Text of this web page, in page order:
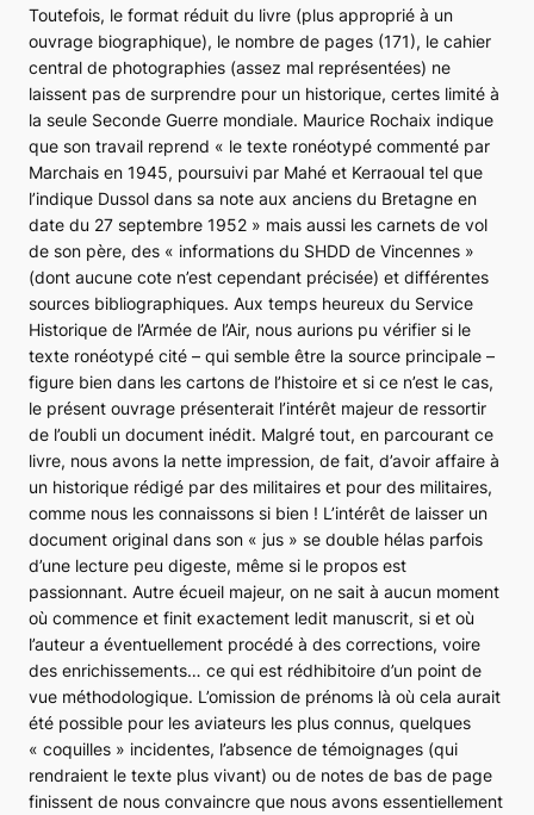
Toutefois, le format réduit du livre (plus approprié à un
ouvrage biographique), le nombre de pages (171), le cahier
central de photographies (assez mal représentées) ne
laissent pas de surprendre pour un historique, certes limité à
la seule Seconde Guerre mondiale. Maurice Rochaix indique
que son travail reprend « le texte ronéotypé commenté par
Marchais en 1945, poursuivi par Mahé et Kerraoual tel que
l’indique Dussol dans sa note aux anciens du Bretagne en
date du 27 septembre 1952 » mais aussi les carnets de vol
de son père, des « informations du SHDD de Vincennes »
(dont aucune cote n’est cependant précisée) et différentes
sources bibliographiques. Aux temps heureux du Service
Historique de l’Armée de l’Air, nous aurions pu vérifier si le
texte ronéotypé cité – qui semble être la source principale –
figure bien dans les cartons de l’histoire et si ce n’est le cas,
le présent ouvrage présenterait l’intérêt majeur de ressortir
de l’oubli un document inédit. Malgré tout, en parcourant ce
livre, nous avons la nette impression, de fait, d’avoir affaire à
un historique rédigé par des militaires et pour des militaires,
comme nous les connaissons si bien ! L’intérêt de laisser un
document original dans son « jus » se double hélas parfois
d’une lecture peu digeste, même si le propos est
passionnant. Autre écueil majeur, on ne sait à aucun moment
où commence et finit exactement ledit manuscrit, si et où
l’auteur a éventuellement procédé à des corrections, voire
des enrichissements… ce qui est rédhibitoire d’un point de
vue méthodologique. L’omission de prénoms là où cela aurait
été possible pour les aviateurs les plus connus, quelques
« coquilles » incidentes, l’absence de témoignages (qui
rendraient le texte plus vivant) ou de notes de bas de page
finissent de nous convaincre que nous avons essentiellement